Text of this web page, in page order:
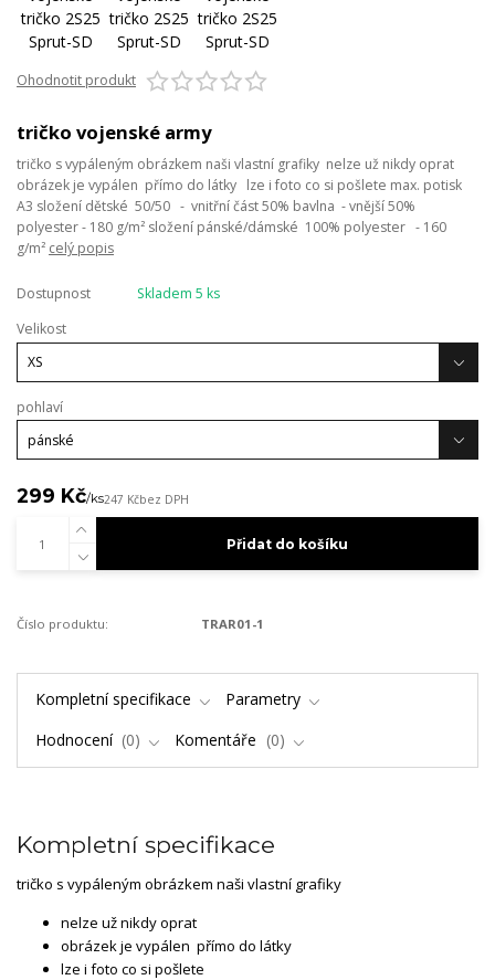
Ohodnotit produkt
tričko vojenské army
tričko s vypáleným obrázkem naši vlastní grafiky nelze už nikdy oprat
obrázek je vypálen přímo do látky lze i foto co si pošlete max. potisk
A3 složení dětské 50/50 - vnitřní část 50% bavlna - vnější 50%
polyester - 180 g/m² složení pánské/dámské 100% polyester - 160
g/m² celý popis
Dostupnost
Skladem 5 ks
Velikost
pohlaví
299 Kč/ks247 Kčbez DPH
Přidat do košíku
Číslo produktu: TRAR01-1
Kompletní specifikace
Parametry
Hodnocení
0 Komentáře 0
Kompletní specifikace
tričko s vypáleným obrázkem naši vlastní grafiky
nelze už nikdy oprat
obrázek je vypálen přímo do látky
lze i foto co si pošlete